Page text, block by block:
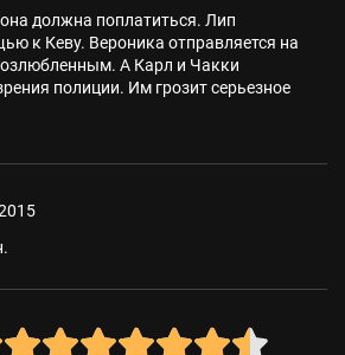
должна поплатиться. Лип
к Кеву. Вероника отправляется на
А Карл и Чакки
полиции. Им грозит серьезное